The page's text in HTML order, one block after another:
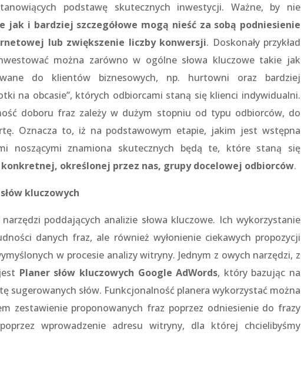
podstawę skutecznych inwestycji. Ważne, by nie
jak i bardziej szczegółowe mogą nieść za sobą podniesienie
lub zwiększenie liczby konwersji. Doskonały przykład
można zarówno w ogólne słowa kluczowe takie jak
do klientów biznesowych, np. hurtowni oraz bardziej
na obcasie”, których odbiorcami staną się klienci indywidualni.
doboru fraz zależy w dużym stopniu od typu odbiorców, do
Oznacza to, iż na podstawowym etapie, jakim jest wstępna
noszącymi znamiona skutecznych będą te, które staną się
określonej przez nas, grupy docelowej odbiorców.
kluczowych
poddających analizie słowa kluczowe. Ich wykorzystanie
danych fraz, ale również wyłonienie ciekawych propozycji
w procesie analizy witryny. Jednym z owych narzędzi, z
Planer słów kluczowych Google AdWords, który bazując na
sugerowanych słów. Funkcjonalność planera wykorzystać można
zestawienie proponowanych fraz poprzez odniesienie do frazy
wprowadzenie adresu witryny, dla której chcielibyśmy